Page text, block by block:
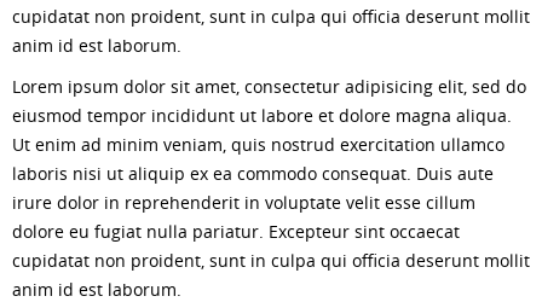
cupidatat non proident, sunt in culpa qui officia deserunt mollit
anim id est laborum.
Lorem ipsum dolor sit amet, consectetur adipisicing elit, sed do
eiusmod tempor incididunt ut labore et dolore magna aliqua.
Ut enim ad minim veniam, quis nostrud exercitation ullamco
laboris nisi ut aliquip ex ea commodo consequat. Duis aute
irure dolor in reprehenderit in voluptate velit esse cillum
dolore eu fugiat nulla pariatur. Excepteur sint occaecat
cupidatat non proident, sunt in culpa qui officia deserunt mollit
anim id est laborum.